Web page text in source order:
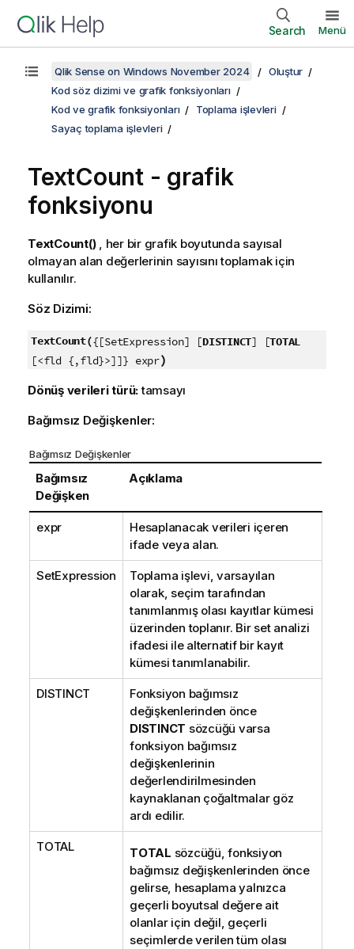
Search Menü
Qlik Sense on Windows November 2024
Oluştur
Kod söz dizimi ve grafik fonksiyonları
Kod ve grafik fonksiyonları
Toplama işlevleri
Sayaç toplama işlevleri
TextCount- grafik
fonksiyonu
TextCount() , her bir grafik boyutunda sayısal
olmayan alan değerlerinin sayısını toplamak için
kullanılır.
Söz Dizimi:
TextCount({[SetExpression] [DISTINCT] [TOTAL
[<fld {,fld}>]]} expr)
Dönüş verileri türü:tamsayı
Bağımsız Değişkenler:
Bağımsız Değişkenler
Bağımsız
Değişken
Açıklama
expr
Hesaplanacak verileri içeren
ifade veya alan.
SetExpression
Toplama işlevi, varsayılan
olarak, seçim tarafından
tanımlanmış olası kayıtlar kümesi
üzerinden toplanır. Bir set analizi
ifadesi ile alternatif bir kayıt
kümesi tanımlanabilir.
DISTINCT
Fonksiyon bağımsız
değişkenlerinden önce
DISTINCT sözcüğü varsa
fonksiyon bağımsız
değişkenlerinin
değerlendirilmesinden
kaynaklanan çoğaltmalar göz
ardı edilir.
TOTAL TOTAL sözcüğü, fonksiyon
bağımsız değişkenlerinden önce
gelirse, hesaplama yalnızca
geçerli boyutsal değere ait
olanlar için değil, geçerli
seçimlerde verilen tüm olası